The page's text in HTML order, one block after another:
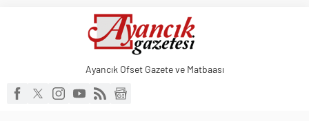
Ayancık Ofset Gazete ve Matbaası